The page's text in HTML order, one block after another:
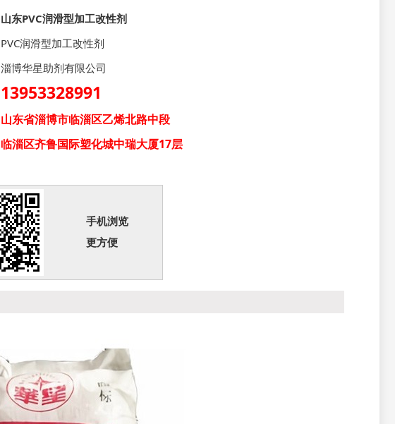
山东PVC润滑型加工改性剂
PVC润滑型加工改性剂
淄博华星助剂有限公司
13953328991
山东省淄博市临淄区乙烯北路中段
临淄区齐鲁国际塑化城中瑞大厦17层
手机浏览
更方便